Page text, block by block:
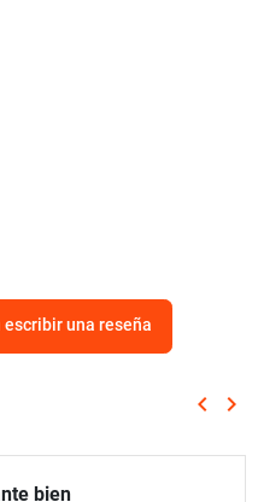
escribir una reseña
keyboard_arrow_left keyboard_arrow_right
bien